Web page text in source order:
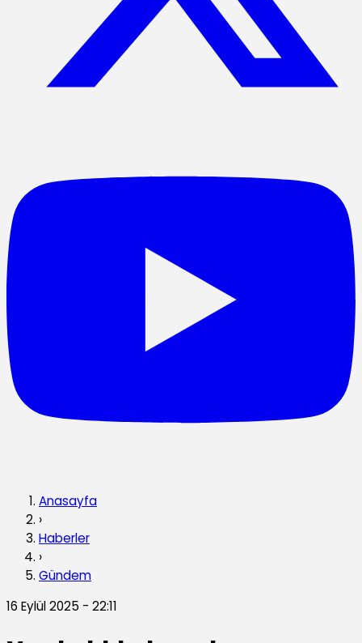
Anasayfa
›
Haberler
›
Gündem
16 Eylül 2025 - 22:11